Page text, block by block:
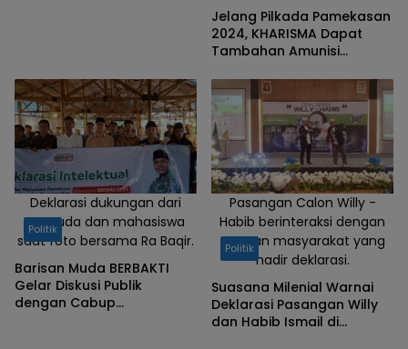
Jelang Pilkada Pamekasan
2024, KHARISMA Dapat
Tambahan Amunisi
Relawan di Proppo
Deklarasi dukungan dari
pemuda dan mahasiswa
saat foto bersama Ra Baqir.
Politik
Barisan Muda BERBAKTI
Gelar Diskusi Publik
dengan Cabup
Pasangan Calon Willy -
Habib berinteraksi dengan
ratusan masyarakat yang
hadir deklarasi.
Politik
Suasana Milenial Warnai
Deklarasi Pasangan Willy
dan Habib Ismail di